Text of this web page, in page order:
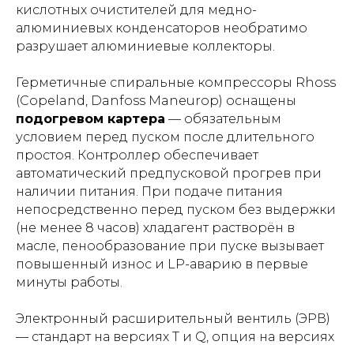
кислотных очистителей для медно-
алюминиевых конденсаторов необратимо
разрушает алюминиевые коллекторы.
Герметичные спиральные компрессоры Rhoss
(Copeland, Danfoss Maneurop) оснащены
подогревом картера — обязательным
условием перед пуском после длительного
простоя. Контроллер обеспечивает
автоматический предпусковой прогрев при
наличии питания. При подаче питания
непосредственно перед пуском без выдержки
(не менее 8 часов) хладагент растворён в
масле, пенообразование при пуске вызывает
повышенный износ и LP-аварию в первые
минуты работы.
Электронный расширительный вентиль (ЭРВ)
— стандарт на версиях T и Q, опция на версиях